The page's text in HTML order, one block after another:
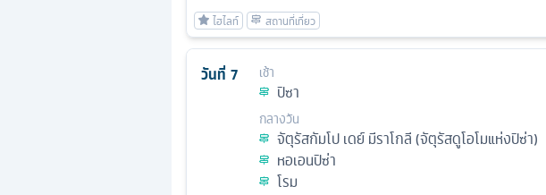
วันที่ 7 เช้า
ปิซา
กลางวัน
จัตุรัสกัมโป เดย์ มีราโกลี (จัตุรัสดูโอโมแห่งปิซ่า)
หอเอนปิซ่า
โรม